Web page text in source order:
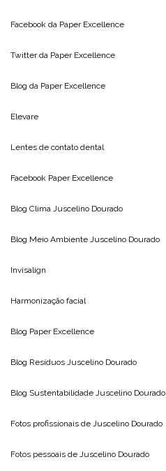
Facebook da Paper Excellence
Twitter da Paper Excellence
Blog da Paper Excellence
Elevare
Lentes de contato dental
Facebook Paper Excellence
Blog Clima Juscelino Dourado
Blog Meio Ambiente Juscelino Dourado
Invisalign
Harmonização facial
Blog Paper Excellence
Blog Resíduos Juscelino Dourado
Blog Sustentabilidade Juscelino Dourado
Fotos profissionais de Juscelino Dourado
Fotos pessoais de Juscelino Dourado